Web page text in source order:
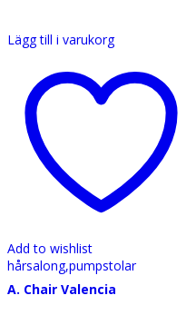
Lägg till i varukorg
Add to wishlist
hårsalong,pumpstolar
A. Chair Valencia